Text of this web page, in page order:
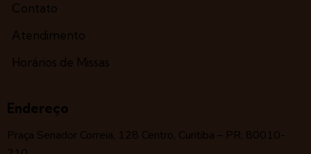
Contato
Atendimento
Horários de Missas
Endereço
Praça Senador Correia, 128 Centro, Curitiba – PR, 80010-